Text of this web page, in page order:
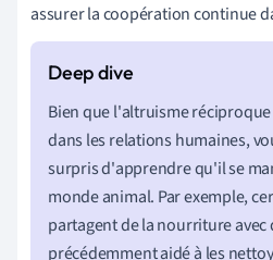
assurer la coopération continue
Bien que l'altruisme
dans les relations humaines,
surpris d'apprendre qu'il se
monde animal. Par exemple,
partagent de la nourriture
précédemment aidé à les